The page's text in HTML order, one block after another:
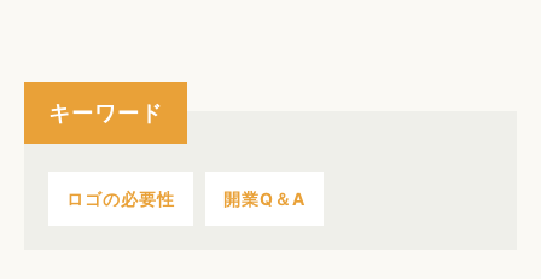
キーワード
ロゴの必要性 開業Q＆A